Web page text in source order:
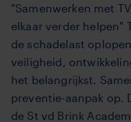
"Samenwerken met
elkaar verder helpen"
de schadelast
veiligheid,
het belangrijkst.
preventie-aanpak op.
de St vd Brink